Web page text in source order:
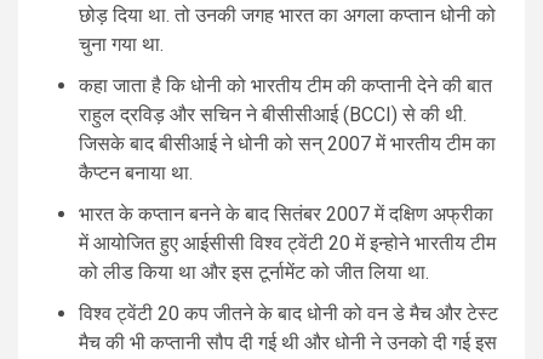
छोड़ दिया था. तो उनकी जगह भारत का अगला कप्तान धोनी को
चुना गया था.
कहा जाता है कि धोनी को भारतीय टीम की कप्तानी देने की बात
राहुल द्रविड़ और सचिन ने बीसीसीआई (BCCI) से की थी.
जिसके बाद बीसीआई ने धोनी को सन् 2007 में भारतीय टीम का
कैप्टन बनाया था.
भारत के कप्तान बनने के बाद सितंबर 2007 में दक्षिण अफ्रीका
में आयोजित हुए आईसीसी विश्व ट्वेंटी 20 में इन्होने भारतीय टीम
को लीड किया था और इस टूर्नामेंट को जीत लिया था.
विश्व ट्वेंटी 20 कप जीतने के बाद धोनी को वन डे मैच और टेस्ट
मैच की भी कप्तानी सौप दी गई थी और धोनी ने उनको दी गई इस